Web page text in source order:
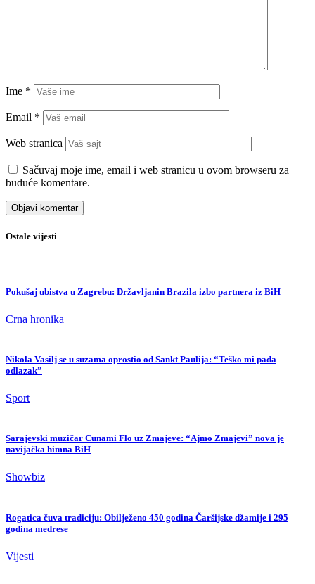
Ime *
Email *
Web stranica
Sačuvaj moje ime, email i web stranicu u ovom browseru za
buduće komentare.
Ostale vijesti
Pokušaj ubistva u Zagrebu: Državljanin Brazila izbo partnera iz BiH
Crna hronika
Nikola Vasilj se u suzama oprostio od Sankt Paulija: “Teško mi pada
odlazak”
Sport
Sarajevski muzičar Cunami Flo uz Zmajeve: “Ajmo Zmajevi” nova je
navijačka himna BiH
Showbiz
Rogatica čuva tradiciju: Obilježeno 450 godina Čaršijske džamije i 295
godina medrese
Vijesti